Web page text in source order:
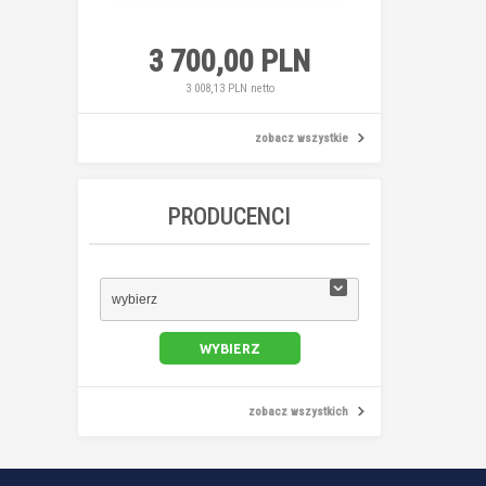
3 700,00 PLN
3 008,13 PLN netto
zobacz wszystkie
PRODUCENCI
wybierz
zobacz wszystkich